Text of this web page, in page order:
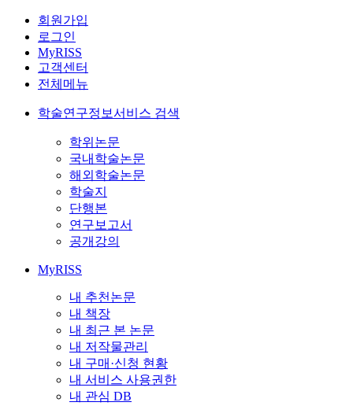
회원가입
로그인
MyRISS
고객센터
전체메뉴
학술연구정보서비스 검색
학위논문
국내학술논문
해외학술논문
학술지
단행본
연구보고서
공개강의
MyRISS
내 추천논문
내 책장
내 최근 본 논문
내 저작물관리
내 구매·신청 현황
내 서비스 사용권한
내 관심 DB